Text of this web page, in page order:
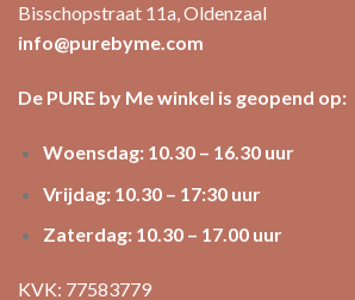
Bisschopstraat 11a, Oldenzaal
info@purebyme.com
De PURE by Me winkel is geopend op:
Woensdag: 10.30 – 16.30 uur
Vrijdag: 10.30 – 17:30 uur
Zaterdag: 10.30 – 17.00 uur
KVK: 77583779